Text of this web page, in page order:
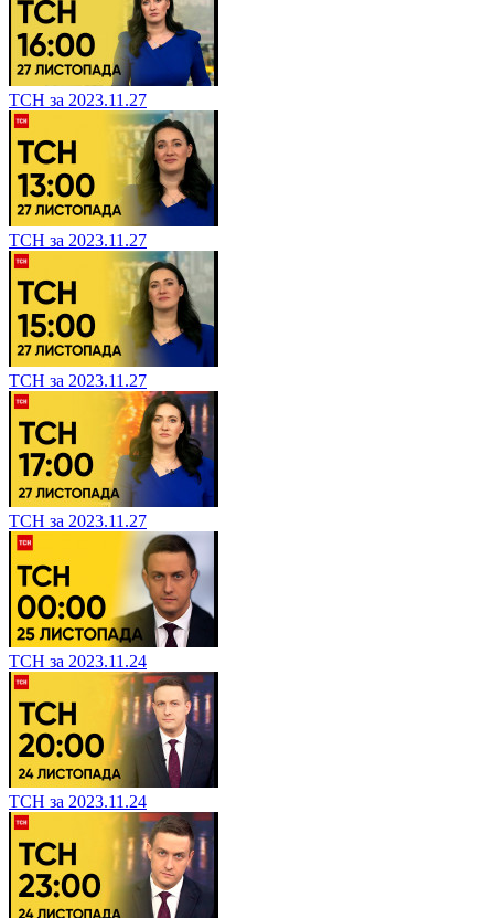
ТСН за 2023.11.27
ТСН за 2023.11.27
ТСН за 2023.11.27
ТСН за 2023.11.27
ТСН за 2023.11.24
ТСН за 2023.11.24